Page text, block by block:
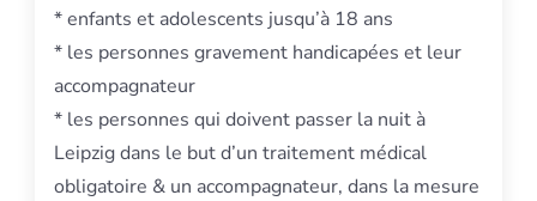
* enfants et adolescents jusqu’à 18 ans
* les personnes gravement handicapées et leur
accompagnateur
* les personnes qui doivent passer la nuit à
Leipzig dans le but d’un traitement médical
obligatoire & un accompagnateur, dans la mesure